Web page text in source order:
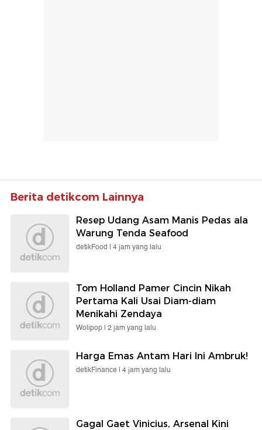
Berita detikcom Lainnya
Resep Udang Asam Manis Pedas ala
Warung Tenda Seafood
detikFood | 4 jam yang lalu
Tom Holland Pamer Cincin Nikah
Pertama Kali Usai Diam-diam
Menikahi Zendaya
Wolipop | 2 jam yang lalu
Harga Emas Antam Hari Ini Ambruk!
detikFinance | 4 jam yang lalu
Gagal Gaet Vinicius, Arsenal Kini